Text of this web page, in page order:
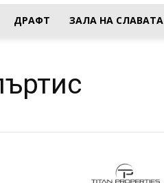
ДРАФТ ЗАЛА НА СЛАВАТА